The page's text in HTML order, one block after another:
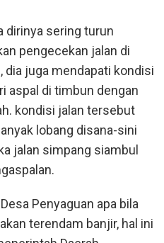
dirinya sering turun
pengecekan jalan di
dia juga mendapati kondisi
aspal di timbun dengan
kondisi jalan tersebut
lobang disana-sini
jalan simpang siambul
Penyaguan apa bila
terendam banjir, hal ini